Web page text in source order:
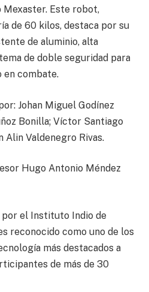
Mexaster. Este robot,
de 60 kilos, destaca por su
de aluminio, alta
de doble seguridad para
en combate.
Johan Miguel Godínez
Bonilla; Víctor Santiago
Alin Valdenegro Rivas.
Hugo Antonio Méndez
por el Instituto Indio de
reconocido como uno de los
más destacados a
de más de 30